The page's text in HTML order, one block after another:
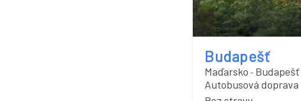
Budapešť
Maďarsko - Budapešť
Autobusová doprava